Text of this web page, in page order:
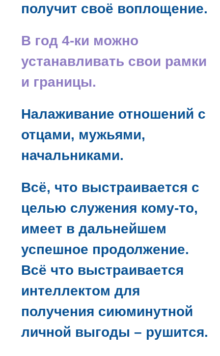
получит своё воплощение.
В год 4-ки можно
устанавливать свои рамки
и границы.
Налаживание отношений с
отцами, мужьями,
начальниками.
Всё, что выстраивается с
целью служения кому-то,
имеет в дальнейшем
успешное продолжение.
Всё что выстраивается
интеллектом для
получения сиюминутной
личной выгоды – рушится.